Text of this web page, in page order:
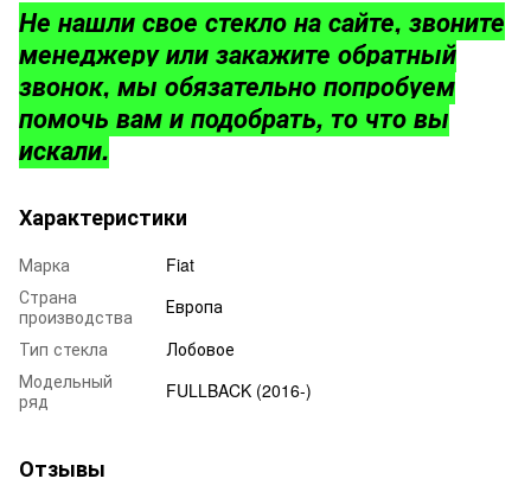
Не нашли свое стекло на сайте, звоните
менеджеру или закажите обратный
звонок, мы обязательно попробуем
помочь вам и подобрать, то что вы
искали.
Характеристики
Марка
Fiat
Страна
производства
Европа
Тип стекла
Лобовое
Модельный
ряд
FULLBACK (2016-)
Отзывы